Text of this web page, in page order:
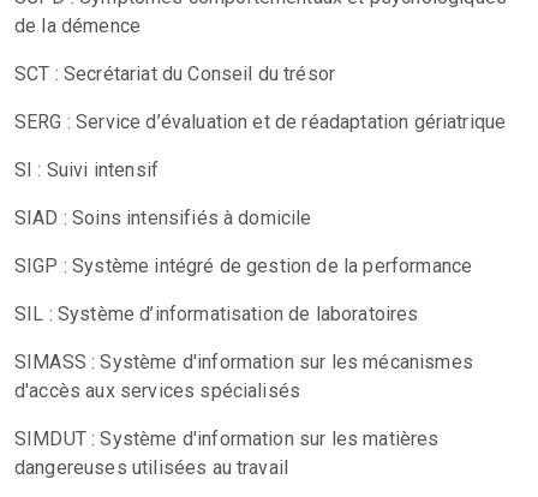
de la démence
SCT : Secrétariat du Conseil du trésor
SERG : Service d’évaluation et de réadaptation gériatrique
SI : Suivi intensif
SIAD : Soins intensifiés à domicile
SIGP : Système intégré de gestion de la performance
SIL : Système d’informatisation de laboratoires
SIMASS : Système d'information sur les mécanismes
d'accès aux services spécialisés
SIMDUT : Système d'information sur les matières
dangereuses utilisées au travail